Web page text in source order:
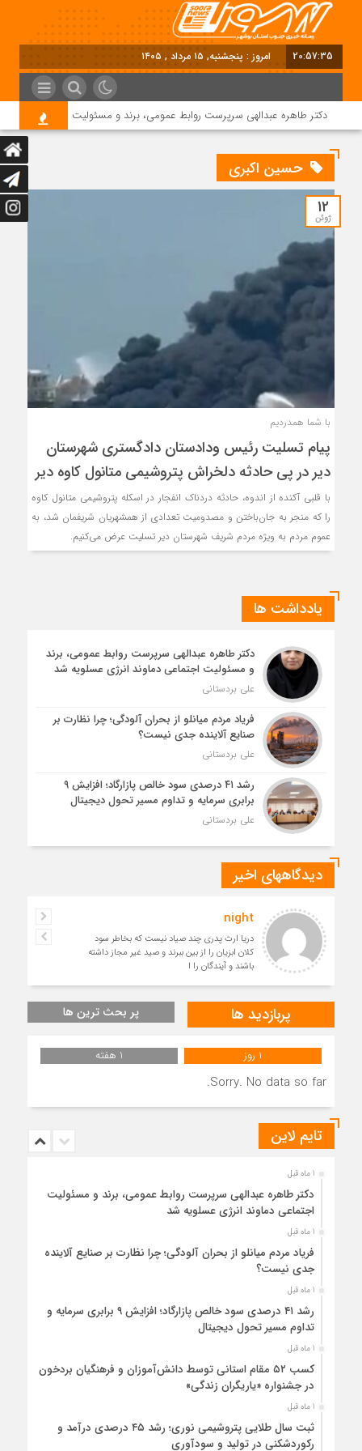
20:57:36 امروز : پنجشنبه, ۱۵ مرداد , ۱۴۰۵
دکتر طاهره عبدالهی سرپرست روابط عمومی، برند و مسئولیت اجتماعی دماوند
حسین اکبری
12
ژوئن
با شما همدردیم
پیام تسلیت رئیس ودادستان دادگستری شهرستان
دیر در پی حادثه دلخراش پتروشیمی متانول کاوه دیر
با قلبی آکنده از اندوه، حادثه دردناک انفجار در اسکله پتروشیمی متانول کاوه
را که منجر به جان‌باختن و مصدومیت تعدادی از همشهریان شریفمان شد، به
عموم مردم به ویژه مردم شریف شهرستان دیر تسلیت عرض می‌کنیم.
یادداشت ها
دکتر طاهره عبدالهی سرپرست روابط عمومی، برند
و مسئولیت اجتماعی دماوند انرژی عسلویه شد
علی بردستانی
فریاد مردم میانلو از بحران آلودگی؛ چرا نظارت بر
صنایع آلاینده جدی نیست؟
علی بردستانی
رشد ۴۱ درصدی سود خالص پازارگاد؛ افزایش ۹
برابری سرمایه و تداوم مسیر تحول دیجیتال
علی بردستانی
دیدگاههای اخیر
night
دریا ارث پدری چند صیاد نیست که بخاطر سود
کلان ابزیان را از بین ببرند و صید غیر مجاز داشته
باشند و آیندگان را ا
پربازدید ها پر بحث ترین ها
1 روز 1 هفته
Sorry. No data so far.
تایم لاین
1 ماه قبل
دکتر طاهره عبدالهی سرپرست روابط عمومی، برند و مسئولیت
اجتماعی دماوند انرژی عسلویه شد
1 ماه قبل
فریاد مردم میانلو از بحران آلودگی؛ چرا نظارت بر صنایع آلاینده
جدی نیست؟
1 ماه قبل
رشد ۴۱ درصدی سود خالص پازارگاد؛ افزایش ۹ برابری سرمایه و
تداوم مسیر تحول دیجیتال
1 ماه قبل
کسب ۵۲ مقام استانی توسط دانش‌آموزان و فرهنگیان بردخون
در جشنواره «یاریگران زندگی»
1 ماه قبل
ثبت سال طلایی پتروشیمی نوری؛ رشد ۴۵ درصدی درآمد و
رکوردشکنی در تولید و سودآوری